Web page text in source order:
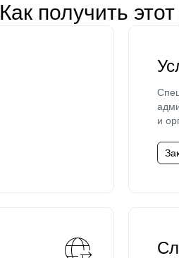
Как получить
и